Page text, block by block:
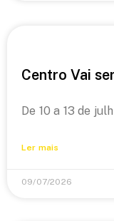
Centro Vai
De 10 a 13 de
Ler mais
09/07/2026